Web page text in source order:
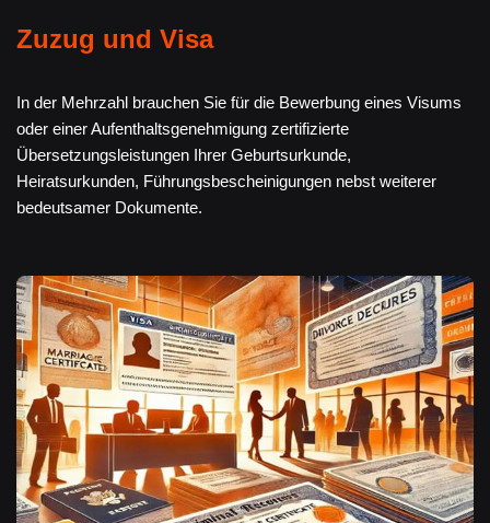
Zuzug und Visa
In der Mehrzahl brauchen Sie für die Bewerbung eines Visums
oder einer Aufenthaltsgenehmigung zertifizierte
Übersetzungsleistungen Ihrer Geburtsurkunde,
Heiratsurkunden, Führungsbescheinigungen nebst weiterer
bedeutsamer Dokumente.